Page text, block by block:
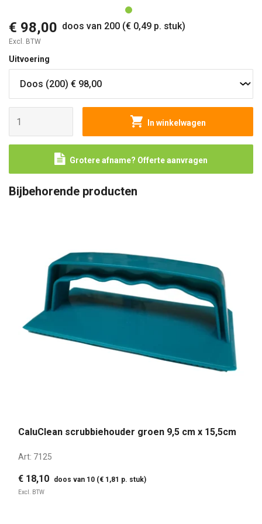
€ 98,00 doos van 200 (€ 0,49 p. stuk)
Excl. BTW
Uitvoering
In winkelwagen
Grotere afname? Offerte aanvragen
Bijbehorende producten
CaluClean scrubbiehouder groen 9,5 cm x 15,5cm
Art: 7125
€ 18,10 doos van 10 (€ 1,81 p. stuk)
Excl. BTW